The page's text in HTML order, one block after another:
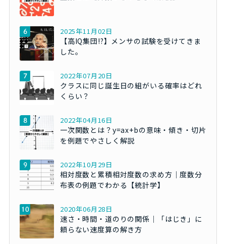
2025年11月02日
【高IQ集団!?】メンサの試験を受けてきま
した。
2022年07月20日
クラスに同じ誕生日の組がいる確率はどれ
くらい？
2022年04月16日
一次関数とは？y=ax+bの意味・傾き・切片
を例題でやさしく解説
2022年10月29日
相対度数と累積相対度数の求め方｜度数分
布表の例題でわかる【統計学】
2020年06月28日
速さ・時間・道のりの関係｜「はじき」に
頼らない速度算の解き方